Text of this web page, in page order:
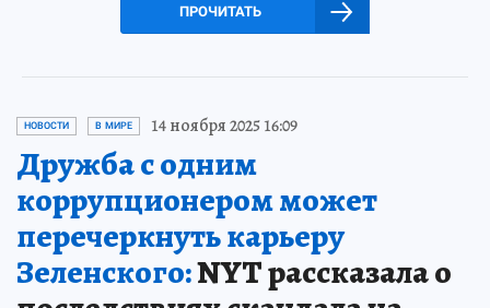
ПРОЧИТАТЬ
НОВОСТИ В МИРЕ 14 ноября 2025 16:09
Дружба с одним
коррупционером может
перечеркнуть карьеру
Зеленского:NYT рассказала о